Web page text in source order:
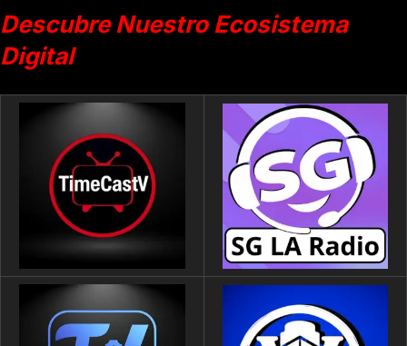
Descubre Nuestro Ecosistema
Digital